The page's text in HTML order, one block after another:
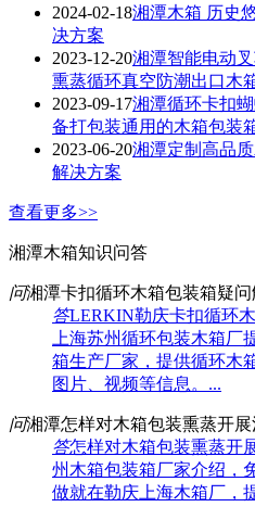
2024-02-18湘潭木箱 历史
决方案
2023-12-20湘潭智能电动
熏蒸循环真空防潮出口木
2023-09-17湘潭循环卡扣
备打包装通用的木箱包装
2023-06-20湘潭定制高品
解决方案
查看更多>>
湘潭木箱知识问答
问湘潭卡扣循环木箱包装箱疑
答LERKIN勒庆卡扣循环
上海苏州循环包装木箱厂
箱生产厂家，提供循环木
图片、视频等信息。...
问湘潭怎样对木箱包装熏蒸开
答怎样对木箱包装熏蒸开
州木箱包装箱厂家介绍，
做就在勒庆上海木箱厂，